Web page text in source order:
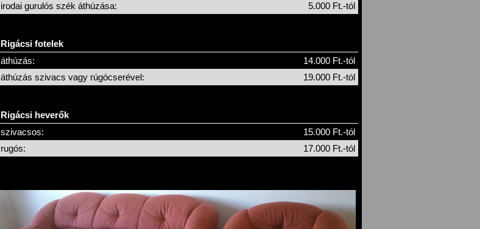
irodai gurulós szék áthúzása:
5.000 Ft.-tól
Rigácsi fotelek
áthúzás:
14.000 Ft.-tól
áthúzás szivacs vagy rúgócserével:
19.000 Ft.-tól
Rigácsi heverők
szivacsos:
15.000 Ft.-tól
rugós:
17.000 Ft.-tól